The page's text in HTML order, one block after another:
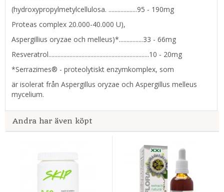
(hydroxypropylmetylcellulosa. ...................95 - 190mg
Proteas complex 20.000-40.000 U),
Aspergillius oryzae och melleus)*................33 - 66mg
Resveratrol...................................................................10 - 20mg
*Serrazimes® - proteolytiskt enzymkomplex, som
är isolerat från Aspergillus oryzae och Aspergillus melleus
mycelium.
Andra har även köpt